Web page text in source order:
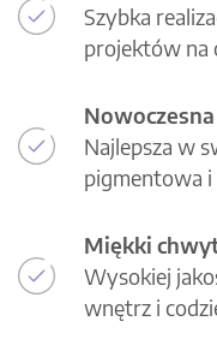
Szybka
projektów na
Najlepsza w
pigmentowa i
Miękki
Wysokiej
wnętrz i